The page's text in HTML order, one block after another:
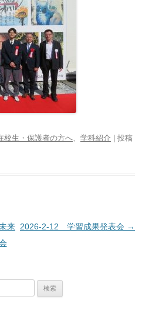
校生・保護者の方へ、 学科紹介 | 投稿
来 2026-2-12 学習成果発表会 →